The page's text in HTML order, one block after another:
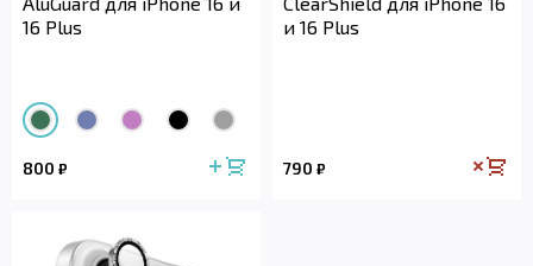
16 Plus
800 ₽
и 16 Plus
790 ₽